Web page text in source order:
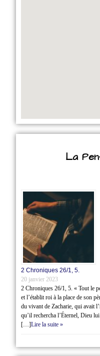
La
2 Chroniques 26/1‭, ‬5.
20 janvier 2023
2 Chroniques 26/1‭, ‬5. « Tout le
et l’établit roi à la place de son
du vivant de Zacharie, qui avait
qu’il rechercha l’Éternel, Dieu
[…]Lire la suite »